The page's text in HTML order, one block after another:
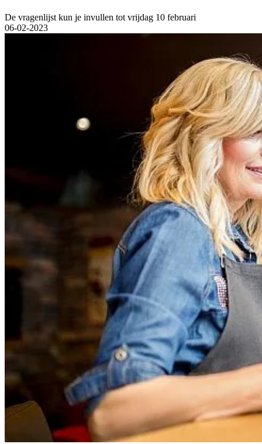
De vragenlijst kun je invullen tot vrijdag 10 februari
06-02-2023